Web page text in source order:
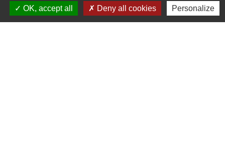
Liens
OK, accept all
Deny all cookies Personalize